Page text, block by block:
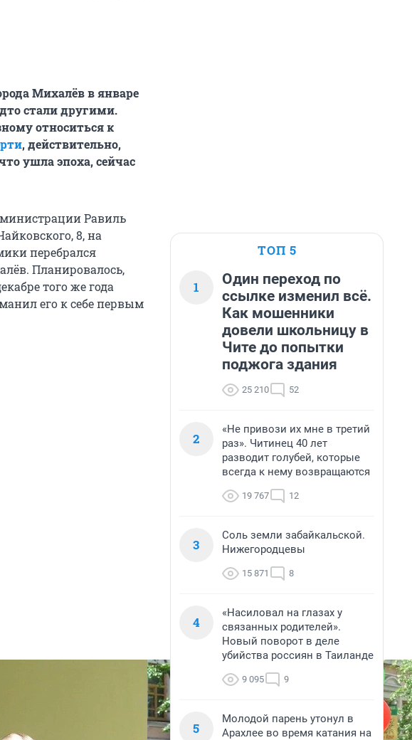
Михалёв в январе
стали другими.
относиться к
, действительно,
ушла эпоха, сейчас
Равиль
8, на
перебрался
Планировалось,
того же года
его к себе первым
ТОП 5
1
Один переход по
ссылке изменил всё.
Как мошенники
довели школьницу в
Чите до попытки
поджога здания
25 210 52
2
«Не привози их мне в третий
раз». Читинец 40 лет
разводит голубей, которые
всегда к нему возвращаются
19 767 12
3
Соль земли забайкальской.
Нижегородцевы
15 871 8
4
«Насиловал на глазах у
связанных родителей».
Новый поворот в деле
убийства россиян в Таиланде
9 095 9
5
Молодой парень утонул в
Арахлее во время катания на